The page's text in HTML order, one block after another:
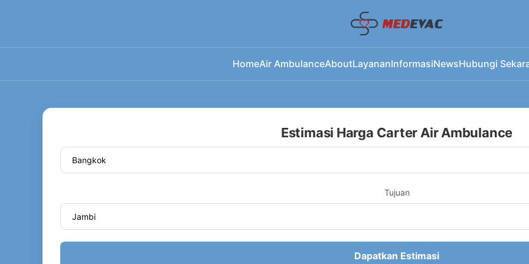
HomeAir AmbulanceAboutLayananInformasiNewsHubungi
Estimasi Harga Carter Air Ambulance
Tujuan
Dapatkan Estimasi